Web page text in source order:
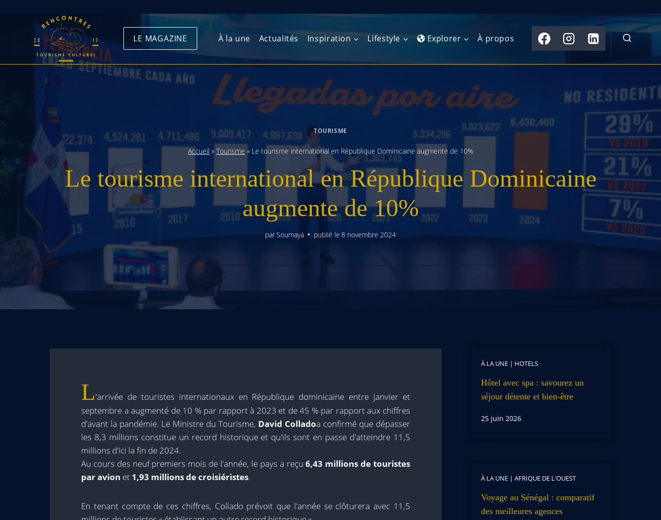
LE MAGAZINE À la une Actualités Inspiration Lifestyle Explorer
Europe de l’Ouest
Europe centrale
Balkans
Amérique du Nord
Amérique du Sud
Afrique du Nord
(Maghreb)
Afrique de l’Est
Afrique australe
Moyen-Orient
Asie centrale
Asie du Sud-Est
Australasie
Îles du Pacifique
À propos
TOURISME
Accueil » Tourisme » Le tourisme international en République Dominicaine augmente de 10%
Le tourisme international en République Dominicaine
augmente de 10%
parSoumaya publié le 8 novembre 2024
L'arrivée de touristes internationaux en République dominicaine entre janvier et
septembre a augmenté de 10 % par rapport à 2023 et de 45 % par rapport aux chiffres
d'avant la pandémie. Le Ministre du Tourisme, David Colladoa confirmé que dépasser
les 8,3 millions constitue un record historique et qu'ils sont en passe d'atteindre 11,5
millions d'ici la fin de 2024.
Au cours des neuf premiers mois de l'année, le pays a reçu6,43 millions de touristes
par avion et 1,93 millions de croisiéristes.
En tenant compte de ces chiffres, Collado prévoit que l'année se clôturera avec 11,5
À LA UNE| HOTELS
Hôtel avec spa : savourez un
séjour détente et bien-être
25 juin 2026
À LA UNE| AFRIQUE DE L'OUEST
Voyage au Sénégal : comparatif
des meilleures agences